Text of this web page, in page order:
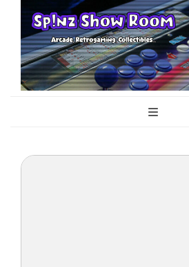
Sp!nz